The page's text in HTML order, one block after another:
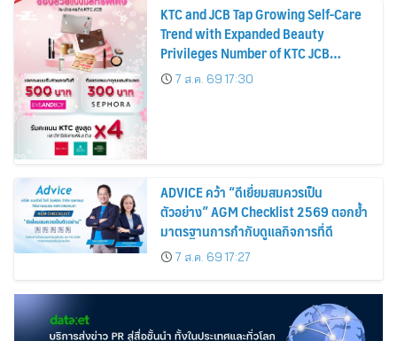
KTC and JCB Tap Growing Self-Care
Trend with Expanded Beauty
Privileges Number of KTC JCB
Cardmembers Spending on
Cosmetics Rises 26%
7 ส.ค. 69 17:30
ADVICE คว้า “ดีเยี่ยมสมควรเป็น
ตัวอย่าง” AGM Checklist 2569 ตอกย้ำ
มาตรฐานการกำกับดูแลกิจการที่ดี
7 ส.ค. 69 17:27